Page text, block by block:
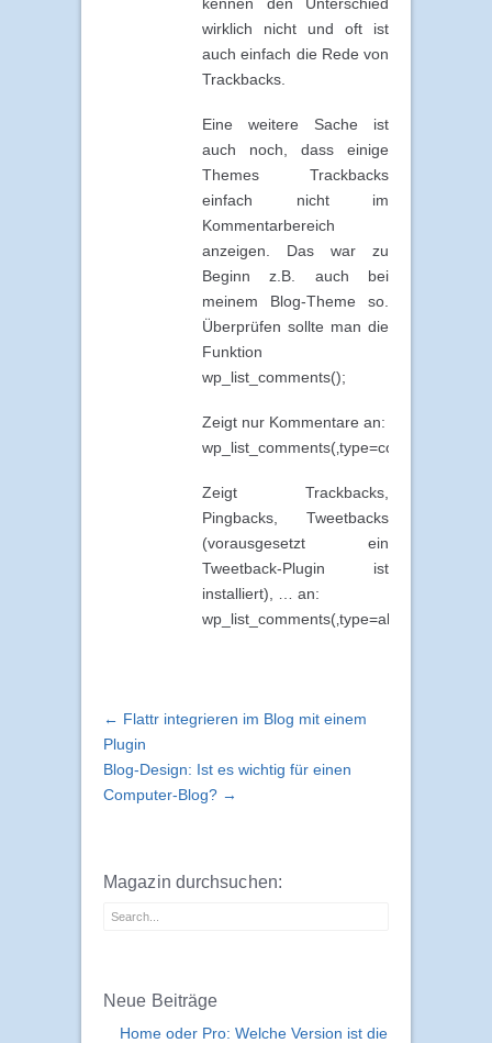
wirklich nicht und oft ist
auch einfach die Rede von
Trackbacks.
Eine weitere Sache ist
auch noch, dass einige
Themes Trackbacks
einfach nicht im
Kommentarbereich
anzeigen. Das war zu
Beginn z.B. auch bei
meinem Blog-Theme so.
Überprüfen sollte man die
Funktion
wp_list_comments();
Zeigt nur Kommentare an:
wp_list_comments(‚type=comment‘);
Zeigt Trackbacks,
Pingbacks, Tweetbacks
(vorausgesetzt ein
Tweetback-Plugin ist
installiert), … an:
wp_list_comments(‚type=all‘);
← Flattr integrieren im Blog mit einem
Plugin
Blog-Design: Ist es wichtig für einen
Computer-Blog? →
Magazin durchsuchen:
Neue Beiträge
Home oder Pro: Welche Version ist die